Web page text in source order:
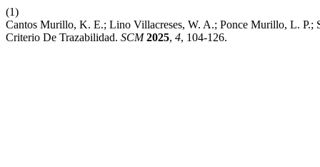
(1)
Cantos Murillo, K. E.; Lino Villacreses, W. A.; Ponce Murillo, L. P.;
Criterio De Trazabilidad. SCM 2025, 4, 104-126.